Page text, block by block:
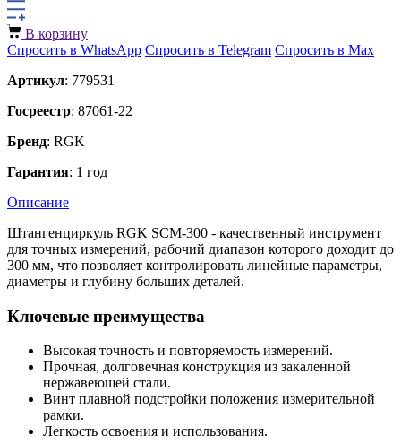
В корзину
Спросить в WhatsApp Спросить в Telegram Спросить в Max
Артикул: 779531
Госреестр: 87061-22
Бренд: RGK
Гарантия: 1 год
Описание
Штангенциркуль RGK SCM-300 - качественный инструмент
для точных измерений, рабочий диапазон которого доходит до
300 мм, что позволяет контролировать линейные параметры,
диаметры и глубину больших деталей.
Ключевые преимущества
Высокая точность и повторяемость измерений.
Прочная, долговечная конструкция из закаленной
нержавеющей стали.
Винт плавной подстройки положения измерительной
рамки.
Легкость освоения и использования.